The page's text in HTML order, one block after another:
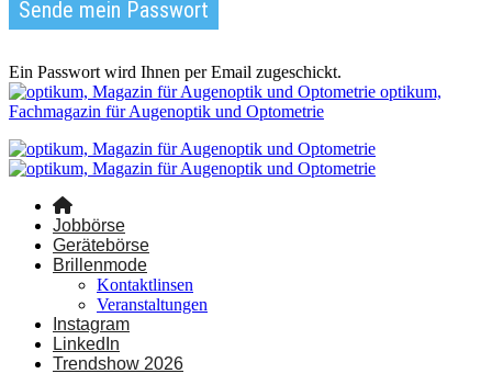
Ein Passwort wird Ihnen per Email zugeschickt.
optikum,
Fachmagazin für Augenoptik und Optometrie
Jobbörse
Gerätebörse
Brillenmode
Kontaktlinsen
Veranstaltungen
Instagram
LinkedIn
Trendshow 2026